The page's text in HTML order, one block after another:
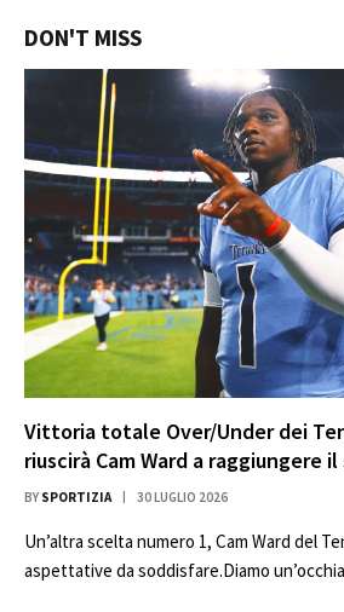
DON'T MISS
Vittoria totale Over/Under dei
riuscirà Cam Ward a raggiungere
BY SPORTIZIA 30 LUGLIO 2026
Un’altra scelta numero 1, Cam Ward del
aspettative da soddisfare.Diamo